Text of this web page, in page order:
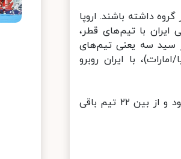
داشته باشند. اروپا
با تیم‌های قطر،
سه یعنی تیم‌های
با ایران روبرو
به عبارت دیگر تیم ملی ایران با ۱۰ تیم از ۳۲ تیم جام جهانی روبرو نمی‌شود و از بین ۲۲ تیم باقی